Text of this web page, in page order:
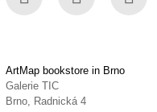
ArtMap bookstore in Brno
Galerie TIC
Brno, Radnická 4